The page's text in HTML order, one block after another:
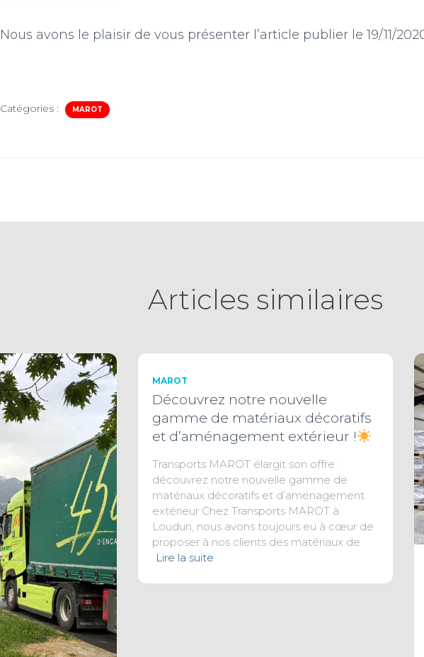
Nous avons le plaisir de vous présenter l’article publier le 19/11/
Catégories : MAROT
Articles similaires
MAROT
Découvrez notre nouvelle
gamme de matériaux décoratifs
et d’aménagement extérieur !
Transports MAROT élargit son offre :
découvrez notre nouvelle gamme de
matériaux décoratifs et d’aménagement
extérieur Chez Transports MAROT à
Loudun, nous avons toujours eu à cœur de
proposer à nos clients des matériaux de
Lire la suite